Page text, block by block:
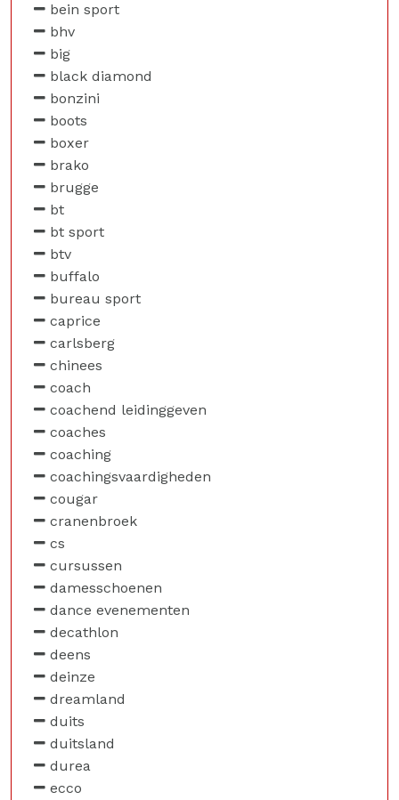
bein sport
bhv
big
black diamond
bonzini
boots
boxer
brako
brugge
bt
bt sport
btv
buffalo
bureau sport
caprice
carlsberg
chinees
coach
coachend leidinggeven
coaches
coaching
coachingsvaardigheden
cougar
cranenbroek
cs
cursussen
damesschoenen
dance evenementen
decathlon
deens
deinze
dreamland
duits
duitsland
durea
ecco